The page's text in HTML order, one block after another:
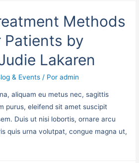
Methods
Patients by
Lakaren
& Events / Poradmin
aliquam eu metus nec, sagittis
purus, eleifend sit amet suscipit
Duis ut nisi lobortis, ornare arcu
quis urna volutpat, congue magna ut,